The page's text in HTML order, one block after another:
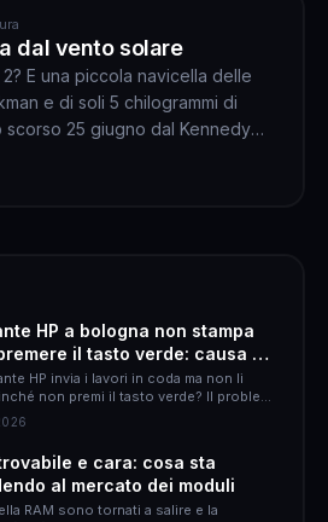
dal vento solare
E una piccola navicella delle
e di soli 5 chilogrammi di
25 giugno dal Kennedy
HP a bologna non stampa
il tasto verde: causa e
HP invia i lavori in coda ma non li
non premi il tasto verde? Il problema
HP Smart. Ecco come risolverlo
e cara: cosa sta
al mercato dei moduli
RAM sono tornati a salire e la